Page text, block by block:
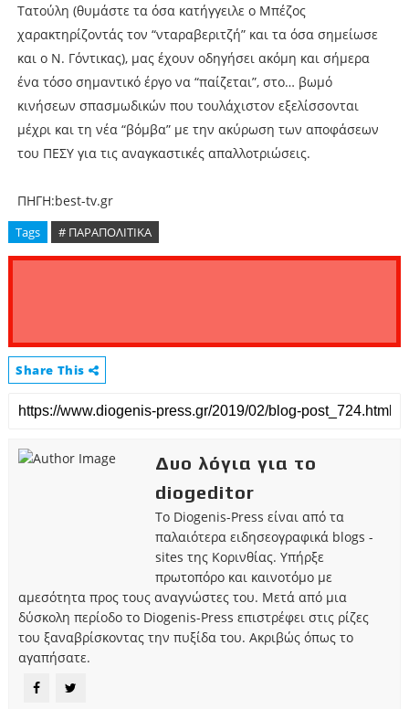
Τατούλη (θυμάστε τα όσα κατήγγειλε ο Μπέζος
χαρακτηρίζοντάς τον “νταραβεριτζή” και τα όσα σημείωσε
και ο Ν. Γόντικας), μας έχουν οδηγήσει ακόμη και σήμερα
ένα τόσο σημαντικό έργο να “παίζεται”, στο… βωμό
κινήσεων σπασμωδικών που τουλάχιστον εξελίσσονται
μέχρι και τη νέα “βόμβα” με την ακύρωση των αποφάσεων
του ΠΕΣΥ για τις αναγκαστικές απαλλοτριώσεις.
ΠΗΓΗ:best-tv.gr
Tags # ΠΑΡΑΠΟΛΙΤΙΚΑ
Share This
Δυο λόγια για το
diogeditor
Το Diogenis-Press είναι από τα
παλαιότερα ειδησεογραφικά blogs -
sites της Κορινθίας. Υπήρξε
πρωτοπόρο και καινοτόμο με
αμεσότητα προς τους αναγνώστες του. Μετά από μια
δύσκολη περίοδο το Diogenis-Press επιστρέφει στις ρίζες
του ξαναβρίσκοντας την πυξίδα του. Ακριβώς όπως το
αγαπήσατε.